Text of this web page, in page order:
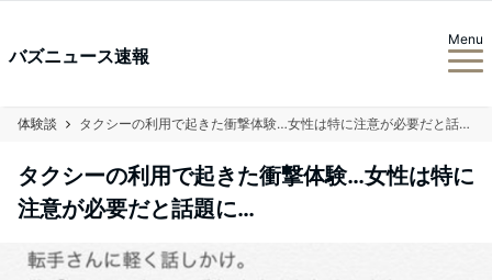
バズニュース速報
Menu
体験談 タクシーの利用で起きた衝撃体験…女性は特に注意が必要だと話題に…
タクシーの利用で起きた衝撃体験…女性は特に
注意が必要だと話題に…